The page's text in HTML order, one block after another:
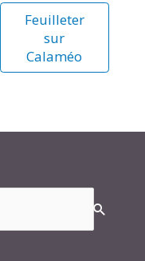
Feuilleter
sur
Calaméo